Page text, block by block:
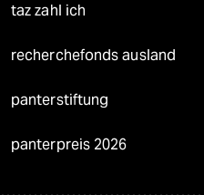
taz zahl ich
recherchefonds ausland
panterstiftung
panterpreis 2026